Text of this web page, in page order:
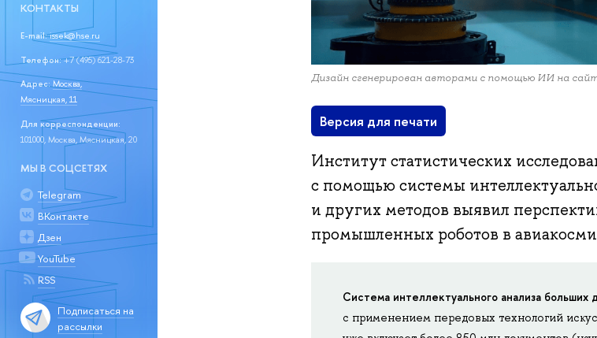
КОНТАКТЫ
E-mail:issek@hse.ru
Телефон:+7 (495) 621-28-73
Адрес: Москва,
Мясницкая, 11
Для корреспонденции:
101000, Москва, Мясницкая, 20
МЫ В СОЦСЕТЯХ
Telegram
ВКонтакте
Дзен
YouTube
RSS
Подписаться на
рассылки
Дизайн сгенерирован авторами с помощью ИИ на
Версия для печати
Институт статистических
с помощью системы
и других методов выявил
промышленных роботов в
Система интеллектуального анализа больших
с применением передовых технологий